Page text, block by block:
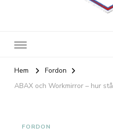
Hem
Fordon
ABAX och Workmirror – hur
FORDON